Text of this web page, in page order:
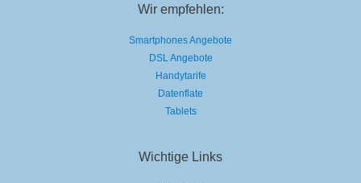
Wir empfehlen:
Smartphones Angebote
DSL Angebote
Handytarife
Datenflate
Tablets
Wichtige Links